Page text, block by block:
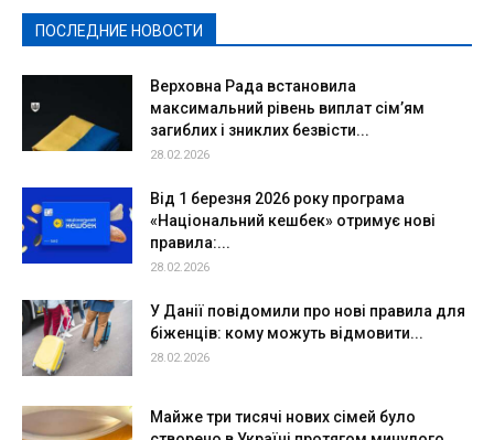
ПОСЛЕДНИЕ НОВОСТИ
Верховна Рада встановила
максимальний рівень виплат сім’ям
загиблих і зниклих безвісти...
28.02.2026
Від 1 березня 2026 року програма
«Національний кешбек» отримує нові
правила:...
28.02.2026
У Данії повідомили про нові правила для
біженців: кому можуть відмовити...
28.02.2026
Майже три тисячі нових сімей було